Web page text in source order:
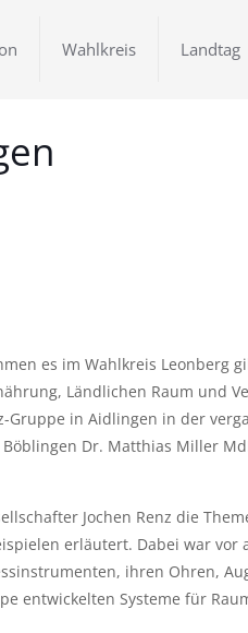
Wahlkreis Landtag
es im Wahlkreis Leonberg
Ländlichen Raum und
in Aidlingen in der
Dr. Matthias Miller
Jochen Renz die
erläutert. Dabei war vor
ihren Ohren,
entwickelten Systeme für